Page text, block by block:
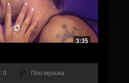
3:35
: 0 Поп-музыка